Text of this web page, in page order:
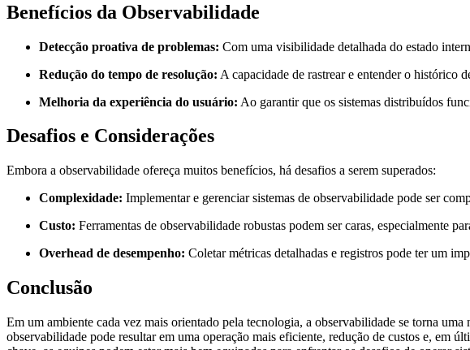
Benefícios da Observabilidade
Detecção proativa de problemas: Com uma visibilidade detalhada do estado
Redução do tempo de resolução: A capacidade de rastrear e entender o histórico
Melhoria da experiência do usuário: Ao garantir que os sistemas distribuídos
Desafios e Considerações
Embora a observabilidade ofereça muitos benefícios, há desafios a serem superados:
Complexidade: Implementar e gerenciar sistemas de observabilidade pode ser
Custo: Ferramentas de observabilidade robustas podem ser caras, especialmente
Overhead de desempenho: Coletar métricas detalhadas e registros pode ter um
Conclusão
Em um ambiente cada vez mais orientado pela tecnologia, a observabilidade se torna
observabilidade pode resultar em uma operação mais eficiente, redução de custos e, em